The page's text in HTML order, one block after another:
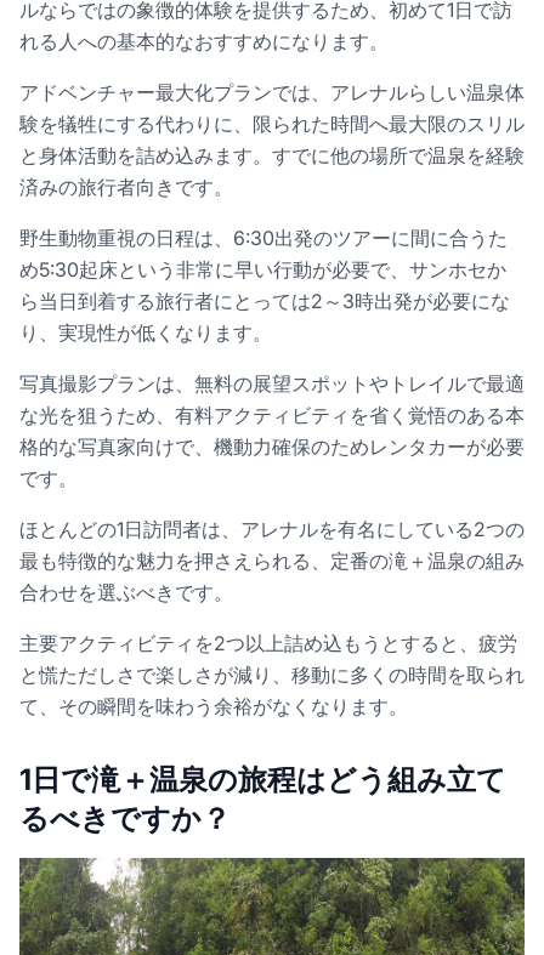
ルならではの象徴的体験を提供するため、初めて1日で訪
れる人への基本的なおすすめになります。
アドベンチャー最大化プランでは、アレナルらしい温泉体
験を犠牲にする代わりに、限られた時間へ最大限のスリル
と身体活動を詰め込みます。すでに他の場所で温泉を経験
済みの旅行者向きです。
野生動物重視の日程は、6:30出発のツアーに間に合うた
め5:30起床という非常に早い行動が必要で、サンホセか
ら当日到着する旅行者にとっては2～3時出発が必要にな
り、実現性が低くなります。
写真撮影プランは、無料の展望スポットやトレイルで最適
な光を狙うため、有料アクティビティを省く覚悟のある本
格的な写真家向けで、機動力確保のためレンタカーが必要
です。
ほとんどの1日訪問者は、アレナルを有名にしている2つの
最も特徴的な魅力を押さえられる、定番の滝＋温泉の組み
合わせを選ぶべきです。
主要アクティビティを2つ以上詰め込もうとすると、疲労
と慌ただしさで楽しさが減り、移動に多くの時間を取られ
て、その瞬間を味わう余裕がなくなります。
1日で滝＋温泉の旅程はどう組み立て
るべきですか？